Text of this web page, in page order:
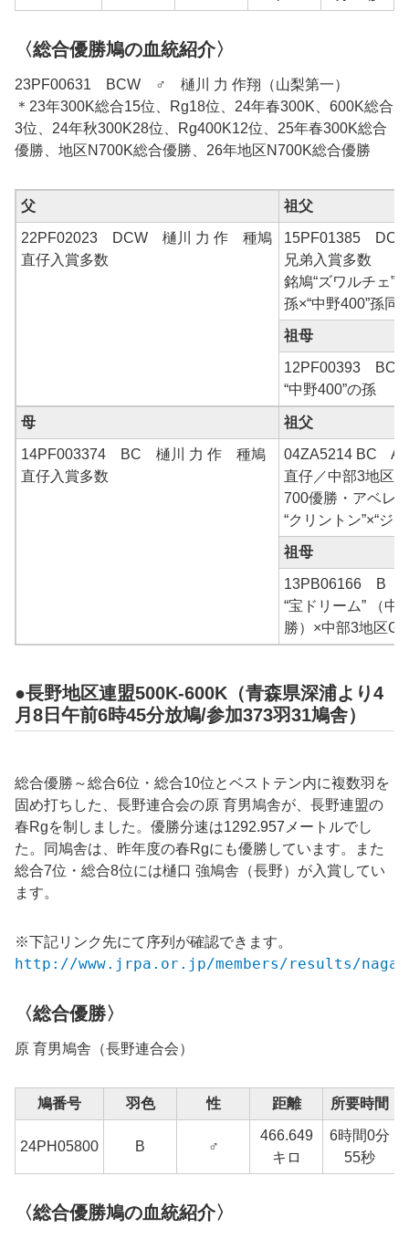
〈総合優勝鳩の血統紹介〉
23PF00631 BCW ♂ 樋川 力 作翔（山梨第一）
＊23年300K総合15位、Rg18位、24年春300K、600K総合
3位、24年秋300K28位、Rg400K12位、25年春300K総合
優勝、地区N700K総合優勝、26年地区N700K総合優勝
父 祖父
22PF02023 DCW 樋川 力 作 種鳩
直仔入賞多数
15PF01385 DC
兄弟入賞多数
銘鳩“ズワルチェ”
孫×“中野400”孫同
祖母
12PF00393
“中野400”の孫
母 祖父
14PF003374 BC 樋川 力 作 種鳩
直仔入賞多数
04ZA5214 BC
直仔／中部3地区
700優勝・アベレ
“クリントン”×“ジ
祖母
13PB06166 B
“宝ドリーム” （中
勝）×中部3地区
●長野地区連盟500K-600K（青森県深浦より4
月8日午前6時45分放鳩/参加373羽31鳩舎）
総合優勝～総合6位・総合10位とベストテン内に複数羽を
固め打ちした、長野連合会の原 育男鳩舎が、長野連盟の
春Rgを制しました。優勝分速は1292.957 メートルでし
た。同鳩舎は、昨年度の春Rgにも優勝しています。また
総合7位・総合8位には樋口 強鳩舎（長野）が入賞してい
ます。
※下記リンク先にて序列が確認できます。
http://www.jrpa.or.jp/members/results/
〈総合優勝〉
原 育男鳩舎（長野連合会）
鳩番号 羽色 性 距離 所要時間
24PH05800 B ♂
466.649
キロ
6時間0分
55秒
〈総合優勝鳩の血統紹介〉